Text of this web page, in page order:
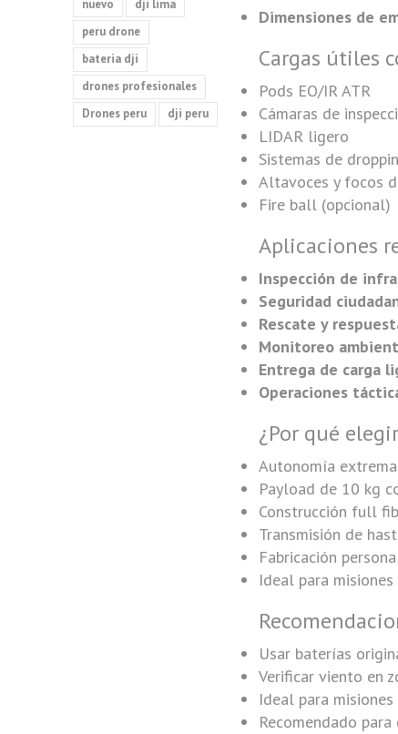
Dimensiones de
Cargas útiles
Pods EO/IR ATR
Cámaras de
LIDAR ligero
Sistemas de
Altavoces y focos
Fire ball (opcional)
Aplicaciones
Inspección de
Seguridad
Rescate y
Monitoreo
Entrega de carga
Operaciones
¿Por qué
Autonomía
Payload de 10 kg
Construcción full
Transmisión de
Fabricación
Ideal para
Usar baterías
Verificar viento en
Ideal para
Recomendado
nuevo
dji lima
peru drone
bateria dji
drones profesionales
Drones peru
dji peru